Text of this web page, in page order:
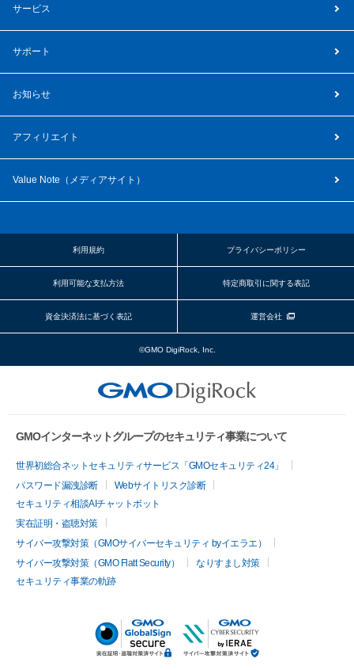
サービス
サポート
お知らせ
アフィリエイト
Value Note（ メディアサイト ）
利用規約 プライバシーポリシー
利用可能な支払方法 特定商取引に関する表記
資金決済法に基づく表記 運営会社
©GMO DigiRock, Inc.
GMOインターネットグループのセキュリティ事業について
世界初総合ネットセキュリティサービス「GMOセキュリティ24」
パスワード漏洩診断
Webサイトリスク診断
セキュリティ相談AIチャットボット
実在証明・盗聴対策
サイバー攻撃対策（GMOサイバーセキュリティ byイエラエ）
サイバー攻撃対策（GMO Flatt Security）
なりすまし対策
セキュリティ事業の軌跡